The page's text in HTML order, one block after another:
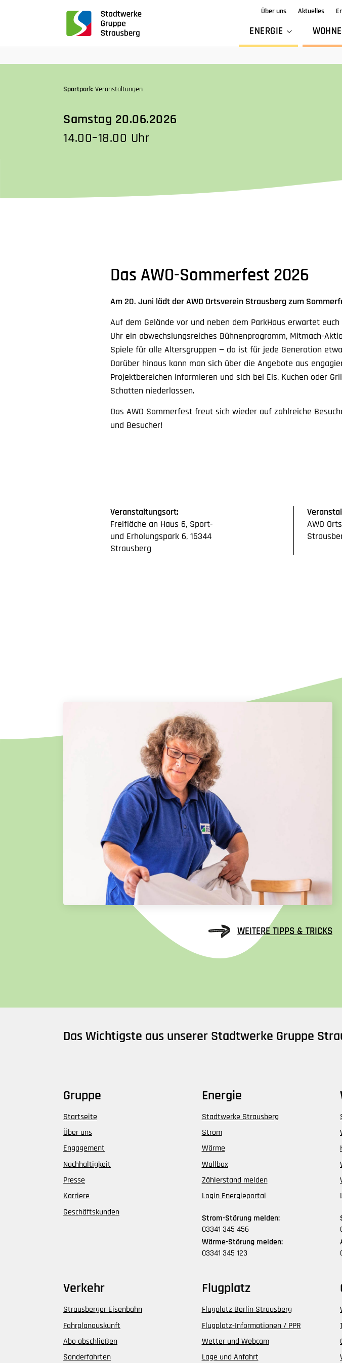
Navigation
Tabulatorentaste:
Über uns Aktuelles
ENERGIE
Sportpark:Veranstaltungen
Samstag 20.06.2026
14.00–18.00 Uhr
Das AWO-Sommerfest 2026
Am 20. Juni lädt der AWO Ortsverein Strausberg zum
Auf dem Gelände vor und neben dem ParkHaus erwartet euch
Uhr ein abwechslungsreiches Bühnenprogramm, Mitmach-
Spiele für alle Altersgruppen — da ist für jede Generation
Darüber hinaus kann man sich über die Angebote aus
Projektbereichen informieren und sich bei Eis, Kuchen oder
Schatten niederlassen.
Das AWO Sommerfest freut sich wieder auf zahlreiche
und Besucher!
Veranstaltungsort:
Freifläche an Haus 6, Sport-
und Erholungspark 6, 15344
Strausberg
AWO
WEITERE TIPPS & TRICKS
Das Wichtigste aus unserer Stadtwerke Gruppe
Gruppe
Startseite
Über uns
Engagement
Nachhaltigkeit
Presse
Karriere
Geschäftskunden
Energie
Stadtwerke Strausberg
Strom
Wärme
Wallbox
Zählerstand melden
Login Energieportal
Strom-Störung melden:
03341 345 456
Wärme-Störung melden:
03341 345 123
Verkehr
Strausberger Eisenbahn
Fahrplanauskunft
Abo abschließen
Sonderfahrten
Flugplatz
Flugplatz Berlin Strausberg
Flugplatz-Informationen / PPR
Wetter und Webcam
Lage und Anfahrt